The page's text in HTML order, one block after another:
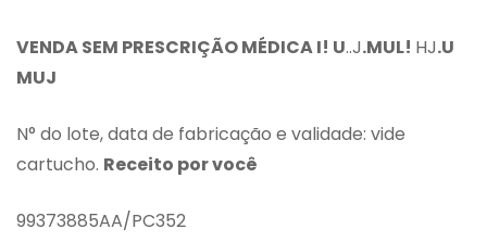
VENDA SEM PRESCRIÇÃO MÉDICAI! U..J.MUL! HJ.U
MUJ
N° do lote, data de fabricação e validade: vide
cartucho. Receito por você
99373885AA/PC352